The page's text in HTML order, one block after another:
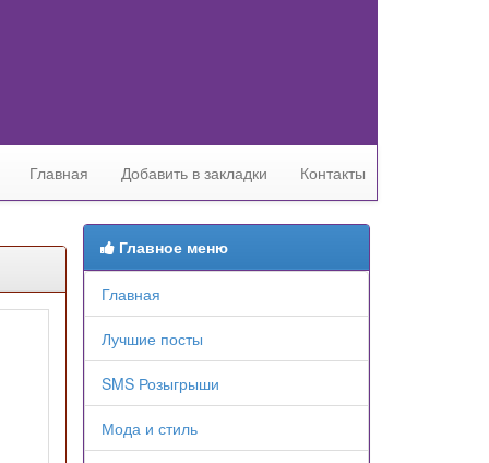
Главная Добавить в закладки Контакты
Главное меню
Главная
Лучшие посты
SMS Розыгрыши
Мода и стиль